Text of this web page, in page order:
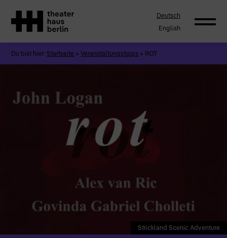
Deutsch
English
Du bist hier: Startseite »Veranstaltungstipps » ROT
Strickland Scenic Adventure